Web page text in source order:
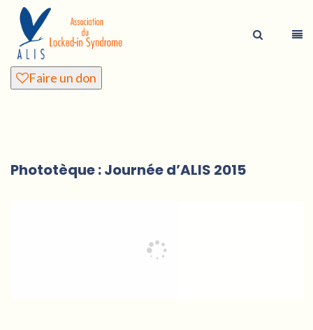
Faire un don
Phototèque : Journée d’ALIS 2015